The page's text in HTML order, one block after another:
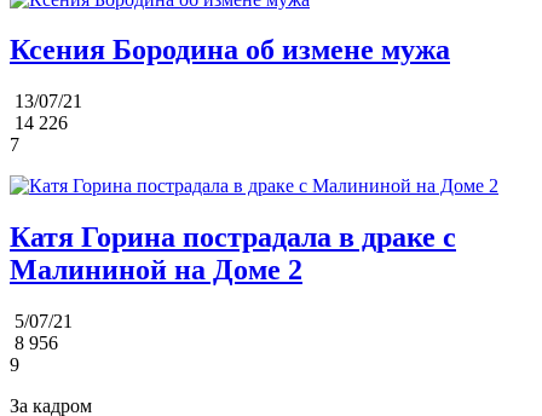
Ксения Бородина об измене мужа
13/07/21
14 226
7
Катя Горина пострадала в драке с
Малининой на Доме 2
5/07/21
8 956
9
За кадром